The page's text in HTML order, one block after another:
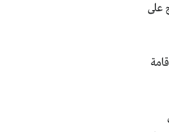
على